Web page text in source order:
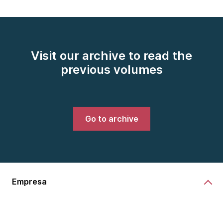
Visit our archive to read the
previous volumes
Go to archive
Empresa